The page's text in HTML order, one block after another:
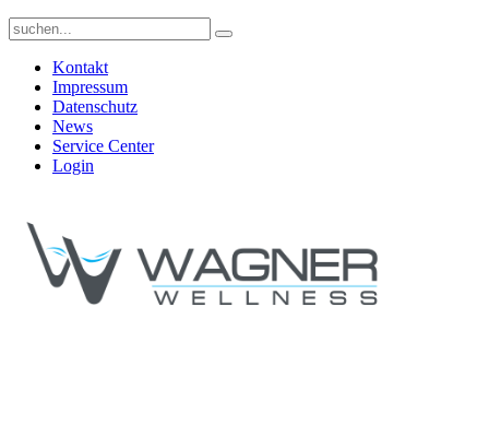
Kontakt
Impressum
Datenschutz
News
Service Center
Login